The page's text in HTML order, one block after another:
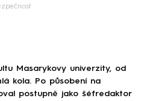
Masarykovy univerzity, od
kola. Po působení na
postupně jako šéfredaktor